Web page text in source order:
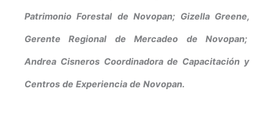
Patrimonio Forestal de Novopan; Gizella Greene,
Gerente Regional de Mercadeo de Novopan;
Andrea Cisneros Coordinadora de Capacitación y
Centros de Experiencia de Novopan.